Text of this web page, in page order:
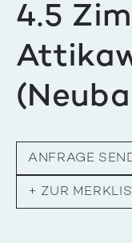
4.5
ANFRAGE
+ ZUR